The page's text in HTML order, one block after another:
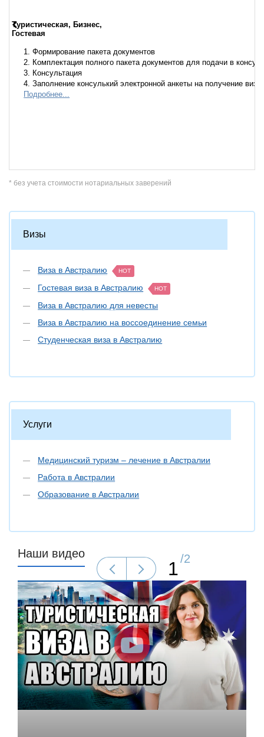
Туристическая, Бизнес,
Гостевая
1. Формирование пакета документов
2. Комплектация полного пакета документов для подачи в
3. Консультация
4. Заполнение консулький электронной анкеты на получение визы
Подробнее...
* без учета стоимости нотариальных заверений
Визы
Виза в Австралию HOT
Гостевая виза в Австралию HOT
Виза в Австралию для невесты
Виза в Австралию на воссоединение семьи
Студенческая виза в Австралию
Услуги
Медицинский туризм – лечение в Австралии
Работа в Австралии
Образование в Австралии
Наши видео
1/2